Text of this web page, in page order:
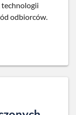
technologii
odbiorców.